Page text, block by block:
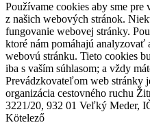
Používame cookies aby sme pre
z našich webových stránok.
fungovanie webovej stránky.
ktoré nám pomáhajú
webovú stránku. Tieto cookies
iba s vaším súhlasom; a vždy
Prevádzkovateľom web stránky
organizácia cestovného ruchu
3221/20, 932 01 Veľký Meder,
Kötelező